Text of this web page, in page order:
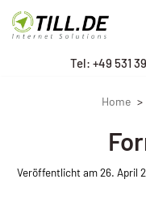
Zum
Tel: +49 531
Home
Veröffentlicht am26. April